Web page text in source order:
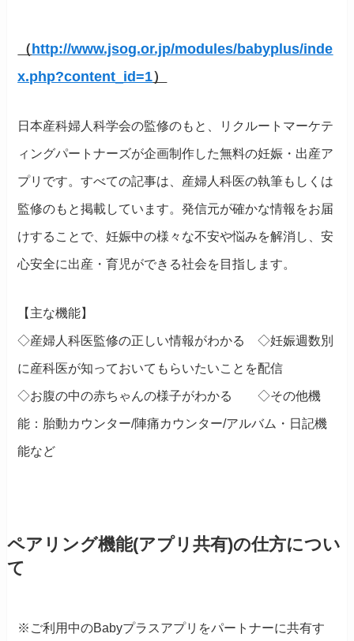
（http://www.jsog.or.jp/modules/babyplus/inde
x.php?content_id=1）
日本産科婦人科学会の監修のもと、リクルートマーケテ
ィングパートナーズが企画制作した無料の妊娠・出産ア
プリです。すべての記事は、産婦人科医の執筆もしくは
監修のもと掲載しています。発信元が確かな情報をお届
けすることで、妊娠中の様々な不安や悩みを解消し、安
心安全に出産・育児ができる社会を目指します。
【主な機能】
◇産婦人科医監修の正しい情報がわかる ◇妊娠週数別
に産科医が知っておいてもらいたいことを配信
◇お腹の中の赤ちゃんの様子がわかる ◇その他機
能：胎動カウンター/陣痛カウンター/アルバム・日記機
能など
ペアリング機能(アプリ共有)の仕方につい
て
※ご利用中のBabyプラスアプリをパートナーに共有す